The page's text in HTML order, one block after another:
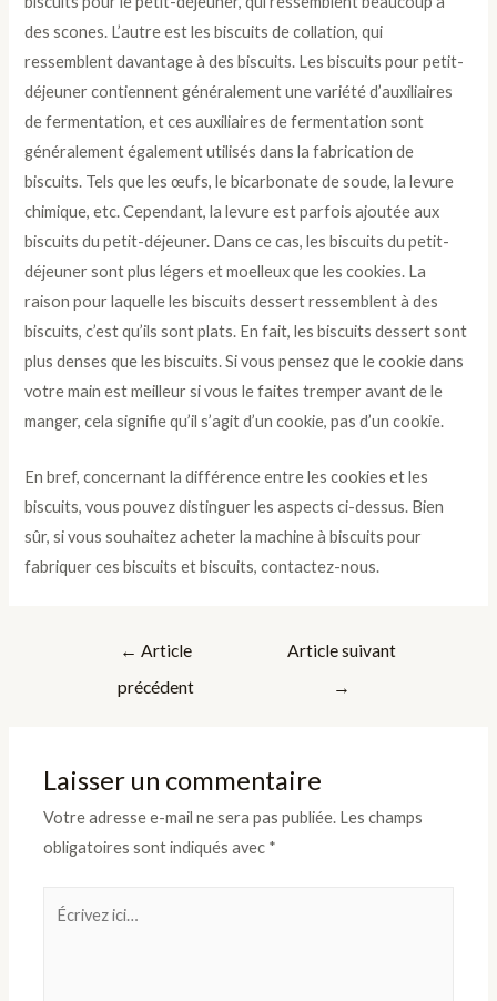
des scones. L’autre est les biscuits de collation, qui
ressemblent davantage à des biscuits. Les biscuits pour petit-
déjeuner contiennent généralement une variété d’auxiliaires
de fermentation, et ces auxiliaires de fermentation sont
généralement également utilisés dans la fabrication de
biscuits. Tels que les œufs, le bicarbonate de soude, la levure
chimique, etc. Cependant, la levure est parfois ajoutée aux
biscuits du petit-déjeuner. Dans ce cas, les biscuits du petit-
déjeuner sont plus légers et moelleux que les cookies. La
raison pour laquelle les biscuits dessert ressemblent à des
biscuits, c’est qu’ils sont plats. En fait, les biscuits dessert sont
plus denses que les biscuits. Si vous pensez que le cookie dans
votre main est meilleur si vous le faites tremper avant de le
manger, cela signifie qu’il s’agit d’un cookie, pas d’un cookie.
En bref, concernant la différence entre les cookies et les
biscuits, vous pouvez distinguer les aspects ci-dessus. Bien
sûr, si vous souhaitez acheter la machine à biscuits pour
fabriquer ces biscuits et biscuits, contactez-nous.
← Article
précédent
Article suivant
→
Laisser un commentaire
Votre adresse e-mail ne sera pas publiée. Les champs
obligatoires sont indiqués avec *